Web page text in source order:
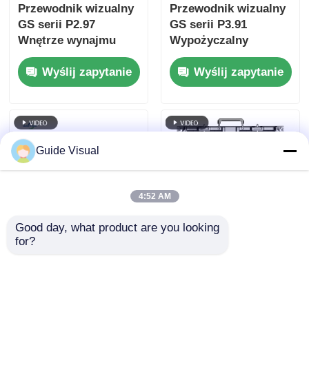
Przewodnik wizualny
GS serii P2.97
Wnętrze wynajmu
LED wyświetlacz dla
konferencji
wystawienniczej,
ekranu CE
Wyślij zapytanie
Przewodnik wizualny
GS serii P3.91
Wypożyczalny
wyświetlacz LED na
zewnątrz 5000nit IP65
dla festiwalu
podwójne zapasowe
Wyślij zapytanie
Guide Visual
4:52 AM
Good day, what product are you looking
for?